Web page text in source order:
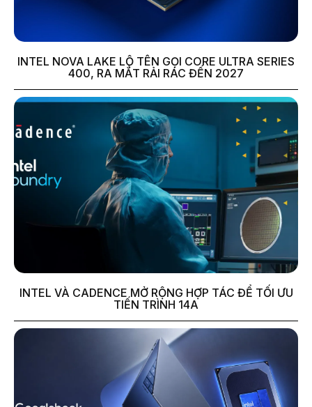
INTEL NOVA LAKE LỘ TÊN GỌI CORE ULTRA SERIES
400, RA MẮT RẢI RÁC ĐẾN 2027
INTEL VÀ CADENCE MỞ RỘNG HỢP TÁC ĐỂ TỐI ƯU
TIẾN TRÌNH 14A